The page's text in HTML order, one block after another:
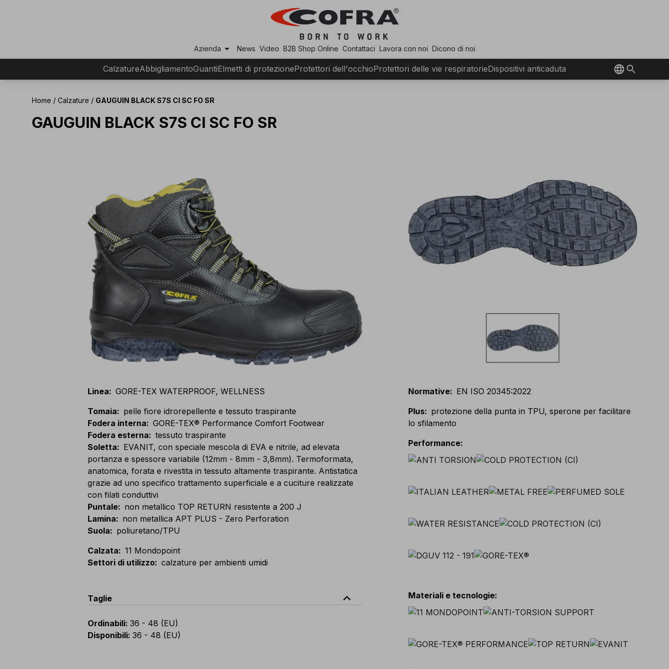
Azienda arrow_drop_down News Video B2B Shop Online Contattaci Lavora con noi Dicono di noi
CalzatureAbbigliamentoGuantiElmetti di protezioneProtettori dell'occhioProtettori delle vie respiratorieDispositivi anticaduta
Home / Calzature / GAUGUIN BLACK S7S CI SC FO SR
GAUGUIN BLACK S7S CI SC FO SR
Linea: GORE-TEX WATERPROOF, WELLNESS
Tomaia: pelle fiore idrorepellente e tessuto traspirante
Fodera interna: GORE-TEX® Performance Comfort Footwear
Fodera esterna: tessuto traspirante
Soletta: EVANIT, con speciale mescola di EVA e nitrile, ad elevata
portanza e spessore variabile (12mm - 8mm - 3,8mm). Termoformata,
anatomica, forata e rivestita in tessuto altamente traspirante. Antistatica
grazie ad uno specifico trattamento superficiale e a cuciture realizzate
con filati conduttivi
Puntale: non metallico TOP RETURN resistente a 200 J
Lamina: non metallica APT PLUS - Zero Perforation
Suola: poliuretano/TPU
Calzata: 11 Mondopoint
Settori di utilizzo: calzature per ambienti umidi
Taglie expand_less
Ordinabili: 36 - 48 (EU)
Disponibili: 36 - 48 (EU)
Normative: EN ISO 20345:2022
Plus: protezione della punta in TPU, sperone per facilitare
lo sfilamento
Performance:
Materiali e tecnologie: